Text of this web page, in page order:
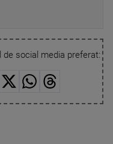
social media preferat: